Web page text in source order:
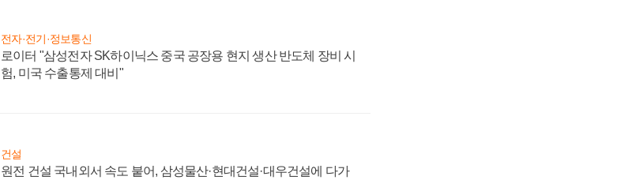
전자·전기·정보통신
로이터 "삼성전자 SK하이닉스 중국 공장용 현지 생산 반도체 장비 시
험, 미국 수출통제 대비"
건설
원전 건설 국내외서 속도 붙어, 삼성물산·현대건설·대우건설에 다가